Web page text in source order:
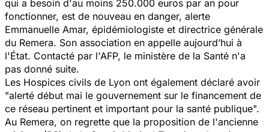
qui a besoin d'au moins 250.000 euros par an pour
fonctionner, est de nouveau en danger, alerte
Emmanuelle Amar, épidémiologiste et directrice générale
du Remera. Son association en appelle aujourd’hui à
l'État. Contacté par l'AFP, le ministère de la Santé n'a
pas donné suite.
Les Hospices civils de Lyon ont également déclaré avoir
"alerté début mai le gouvernement sur le financement de
ce réseau pertinent et important pour la santé publique".
Au Remera, on regrette que la proposition de l'ancienne